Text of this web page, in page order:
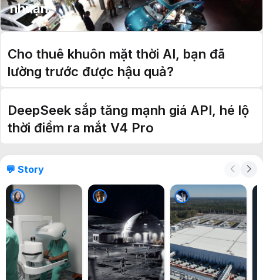
nhuận
Cho thuê khuôn mặt thời AI, bạn đã
lường trước được hậu quả?
DeepSeek sắp tăng mạnh giá API, hé lộ
thời điểm ra mắt V4 Pro
💬 Story